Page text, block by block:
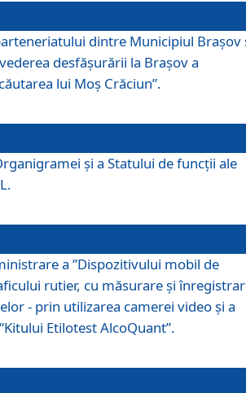
dintre Municipiul Brașov
desfăşurării la Brașov a
lui Moș Crăciun”.
şi a Statului de funcţii ale
a ”Dispozitivului mobil de
rutier, cu măsurare și
- prin utilizarea camerei video și a
Etilotest AlcoQuant”.